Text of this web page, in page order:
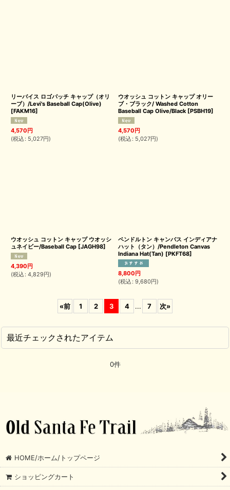
リーバイス ロゴパッチ キャップ（オリ
ーブ）/Levi's Baseball Cap(Olive)
[FAKM16]
4,570円
(税込 : 5,027円)
ウオッシュ コットン キャップ オリー
ブ・ブラック/ Washed Cotton
Baseball Cap Olive/Black [PSBH19]
4,570円
(税込 : 5,027円)
ウオッシュ コットン キャップ ウオッシ
ュネイビー/Baseball Cap [JAGH98]
4,390円
(税込 : 4,829円)
ペンドルトン キャンバス インディアナ
ハット（タン）/Pendleton Canvas
Indiana Hat(Tan) [PKFT68]
8,800円
(税込 : 9,680円)
«前 1 2 3 4 ... 7 次»
最近チェックされたアイテム
0件
HOME/ホーム/トップページ
ショッピングカート